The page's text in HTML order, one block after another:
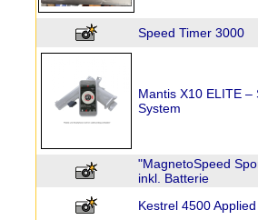
Speed Timer 3000
Mantis X10 ELITE
System
"MagnetoSpeed
inkl. Batterie
Kestrel 4500